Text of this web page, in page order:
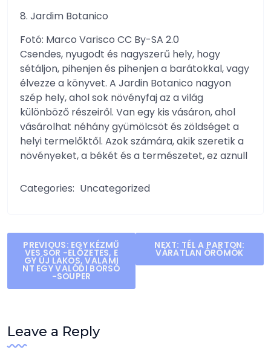
8. Jardim Botanico
Fotó: Marco Varisco CC By-SA 2.0
Csendes, nyugodt és nagyszerű hely, hogy
sétáljon, pihenjen és pihenjen a barátokkal, vagy
élvezze a könyvet. A Jardin Botanico nagyon
szép hely, ahol sok növényfaj az a világ
különböző részeiről. Van egy kis vásáron, ahol
vásárolhat néhány gyümölcsöt és zöldséget a
helyi termelőktől. Azok számára, akik szeretik a
növényeket, a békét és a természetet, ez aznull
Categories: Uncategorized
Post
navigation
PREVIOUS: EGY KÉZMŰ
VES SÖR -ELŐZETES, E
GY ÚJ LAKOS, VALAMI
NT EGY VALÓDI BORSÓ
-SOUPER
NEXT: TÉL A PARTON:
VÁRATLAN ÖRÖMÖK
Leave a Reply